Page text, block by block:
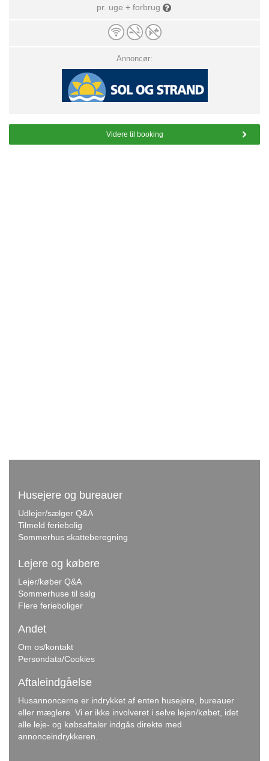
pr. uge + forbrug
Annoncør:
Videre til booking
Husejere og bureauer
Udlejer/sælger Q&A
Tilmeld feriebolig
Sommerhus skatteberegning
Lejere og købere
Lejer/køber Q&A
Sommerhuse til salg
Flere ferieboliger
Andet
Om os/kontakt
Persondata/Cookies
Aftaleindgåelse
Husannoncerne er indrykket af enten husejere, bureauer
eller mæglere. Vi er ikke involveret i selve lejen/købet, idet
alle leje- og købsaftaler indgås direkte med
annonceindrykkeren.